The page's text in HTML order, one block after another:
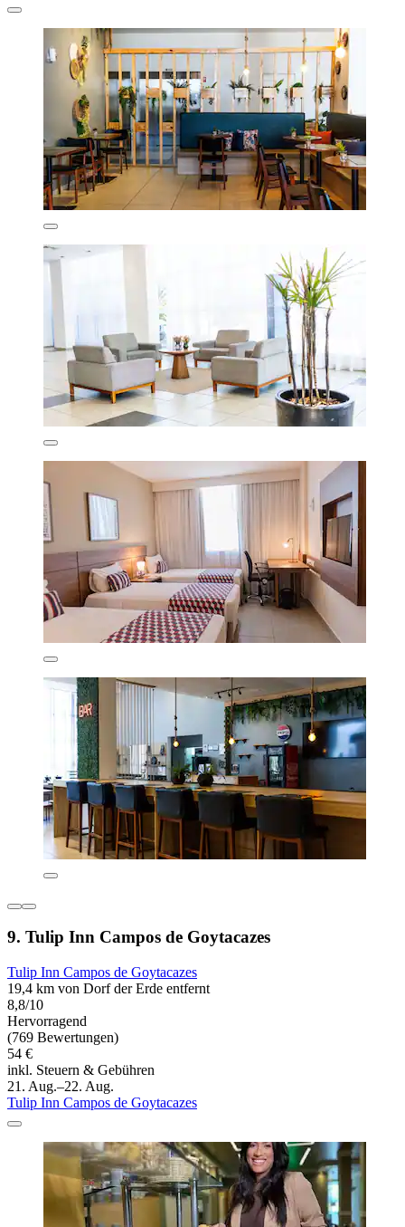
9. Tulip Inn Campos de Goytacazes
Tulip Inn Campos de Goytacazes
19,4 km von Dorf der Erde entfernt
8,8/10
Hervorragend
(769 Bewertungen)
54 €
inkl. Steuern & Gebühren
21. Aug.–22. Aug.
Tulip Inn Campos de Goytacazes